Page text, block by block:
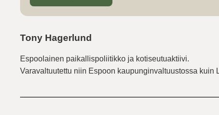
Tony Hagerlund
Espoolainen paikallispoliitikko ja kotiseutuaktiivi.
Varavaltuutettu niin Espoon kaupunginvaltuustossa